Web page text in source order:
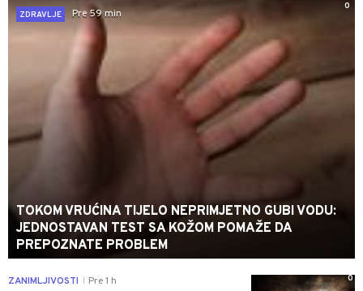
0
ZDRAVLJE
Pre 59 min
TOKOM VRUĆINA TIJELO NEPRIMJETNO GUBI VODU:
JEDNOSTAVAN TEST SA KOŽOM POMAŽE DA
PREPOZNATE PROBLEM
0
ZANIMLJIVOSTI Pre 1 h